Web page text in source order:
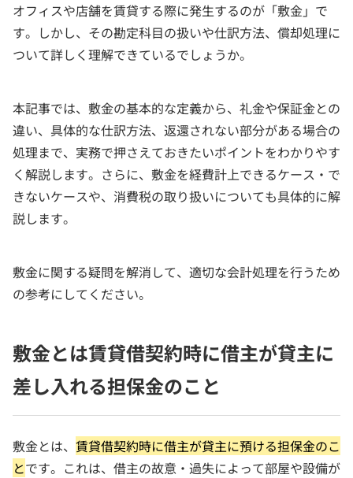
オフィスや店舗を賃貸する際に発生するのが「敷金」で
す。しかし、その勘定科目の扱いや仕訳方法、償却処理に
ついて詳しく理解できているでしょうか。
本記事では、敷金の基本的な定義から、礼金や保証金との
違い、具体的な仕訳方法、返還されない部分がある場合の
処理まで、実務で押さえておきたいポイントをわかりやす
く解説します。さらに、敷金を経費計上できるケース・で
きないケースや、消費税の取り扱いについても具体的に解
説します。
敷金に関する疑問を解消して、適切な会計処理を行うため
の参考にしてください。
敷金とは賃貸借契約時に借主が貸主に
差し入れる担保金のこと
敷金とは、 賃貸借契約時に借主が貸主に預ける担保金のこ
とです。これは、借主の故意・過失によって部屋や設備が